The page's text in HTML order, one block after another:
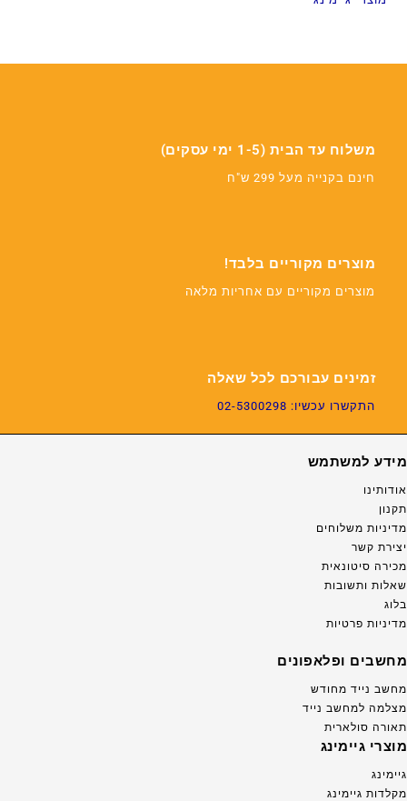
משלוח עד הבית (1-5 ימי עסקים)
חינם בקנייה מעל 299 ש"ח
מוצרים מקוריים בלבד!
מוצרים מקוריים עם אחריות מלאה
זמינים עבורכם לכל שאלה
התקשרו עכשיו: 02-5300298
מידע למשתמש
אודותינו
תקנון
מדיניות משלוחים
יצירת קשר
מכירה סיטונאית
שאלות ותשובות
בלוג
מדיניות פרטיות
מחשבים ופלאפונים
מחשב נייד מחודש
מצלמה למחשב נייד
תאורה סולארית
מוצרי גיימינג
גיימינג
מקלדות גיימינג